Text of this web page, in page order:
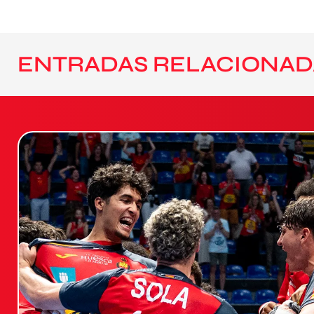
ENTRADAS